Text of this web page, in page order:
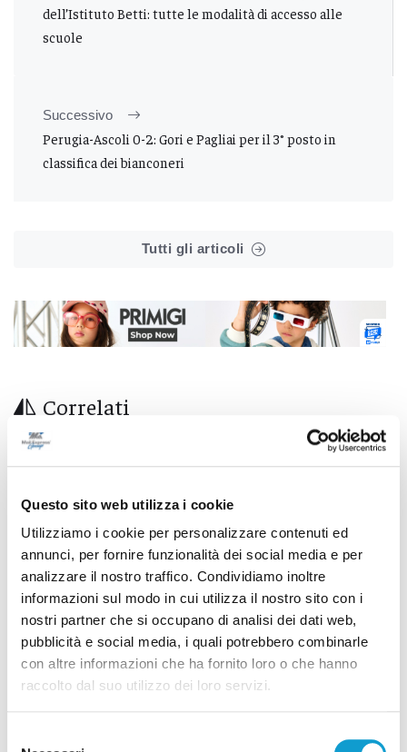
Questo sito web utilizza i cookie
Utilizziamo i cookie per personalizzare contenuti ed
annunci, per fornire funzionalità dei social media e per
analizzare il nostro traffico. Condividiamo inoltre
informazioni sul modo in cui utilizza il nostro sito con i
nostri partner che si occupano di analisi dei dati web,
pubblicità e social media, i quali potrebbero combinarle
con altre informazioni che ha fornito loro o che hanno
raccolto dal suo utilizzo dei loro servizi.
dell’Istituto Betti: tutte le modalità di accesso alle
scuole
Successivo
Perugia-Ascoli 0-2: Gori e Pagliai per il 3° posto in
classifica dei bianconeri
Tutti gli articoli
Correlati